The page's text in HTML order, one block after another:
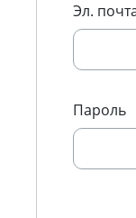
Эл.
Пароль